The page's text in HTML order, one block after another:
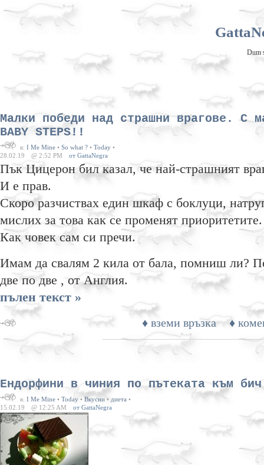
Dum
Малки победи над страшни врагове. С
BABY STEPS!!
в: I Me Mine• So what ?• Today•
28.02.19
@ 2:52 PM от GattaNegra
Пък Цицерон бил казал, че най-страшният
И е прав.
Скоро разчиствах един шкаф с боклуци,
мислих за това как се променят приоритетите.
Как човек сам си пречи.
Имам да свалям 2 кила от бала, помниш ли?
две по две , от Англия.
пълен текст »
♦ вземи връзка ♦
Ендорфини в чиния по пътеката към
в: I Me Mine• Today•Вкусни• диета •
15.02.19
@ 12:25 AM от GattaNegra